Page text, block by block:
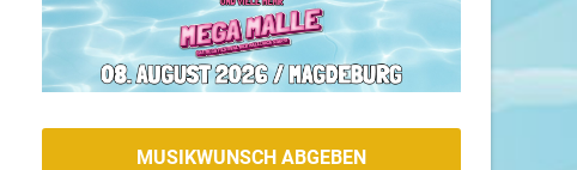
MUSIKWUNSCH ABGEBEN